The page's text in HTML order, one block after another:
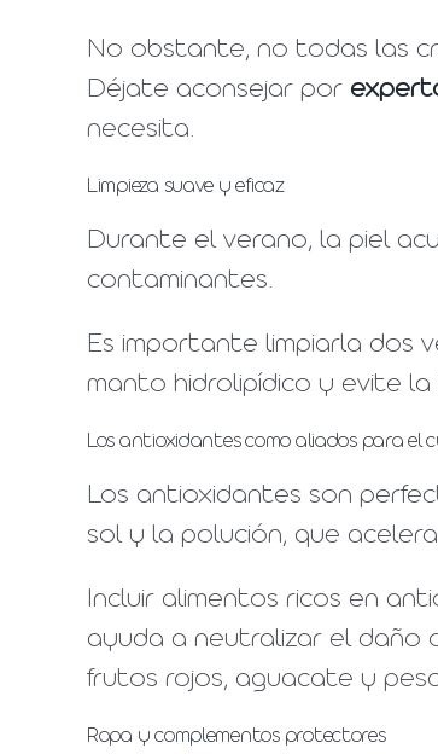
No obstante, no todas las
Déjate aconsejar por
necesita.
Limpieza suave y eficaz
Durante el verano, la piel
contaminantes.
Es importante limpiarla dos
manto hidrolipídico y evite la
Los antioxidantes como aliados para el
Los antioxidantes son
sol y la polución, que
Incluir alimentos ricos en
ayuda a neutralizar el daño
frutos rojos, aguacate y
Ropa y complementos protectores